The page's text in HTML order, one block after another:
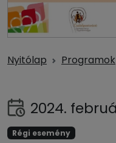
Nyitólap Programok
2024.
Régi esemény